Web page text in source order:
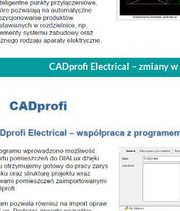
CADprofi Electrical – zmiany